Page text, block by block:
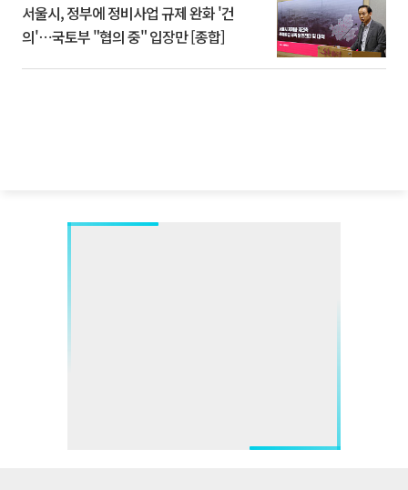
서울시, 정부에 정비사업 규제 완화 '건
의'⋯국토부 "협의 중" 입장만 [종합]